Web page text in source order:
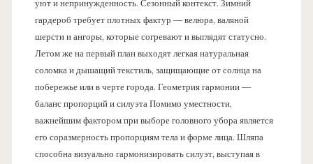
уют и непринужденность. Сезонный контекст. Зимний
гардероб требует плотных фактур — велюра, валяной
шерсти и ангоры, которые согревают и выглядят статусно.
Летом же на первый план выходят легкая натуральная
соломка и дышащий текстиль, защищающие от солнца на
побережье или в черте города. Геометрия гармонии —
баланс пропорций и силуэта Помимо уместности,
важнейшим фактором при выборе головного убора является
его соразмерность пропорциям тела и форме лица. Шляпа
способна визуально гармонизировать силуэт, выступая в